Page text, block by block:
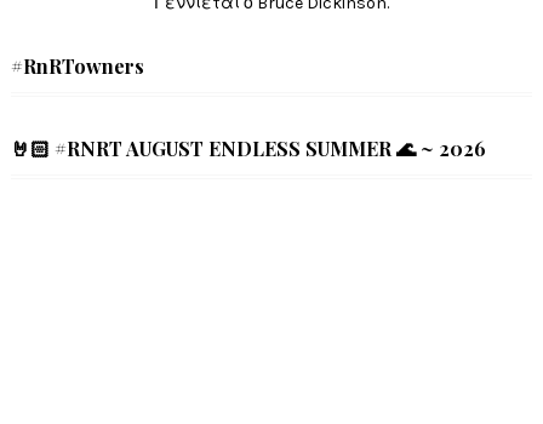
#RnRTowners
🤘🏻 #RNRT AUGUST ENDLESS SUMMER 🌊 ~ 2026